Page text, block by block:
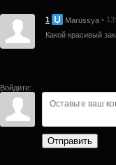
1 Marussya •
Какой красивый
Войдите:
Отправить